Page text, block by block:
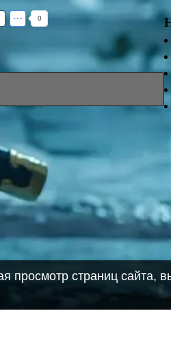
0
просмотр страниц сайта,